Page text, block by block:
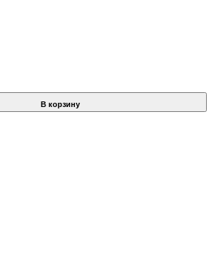
В корзину